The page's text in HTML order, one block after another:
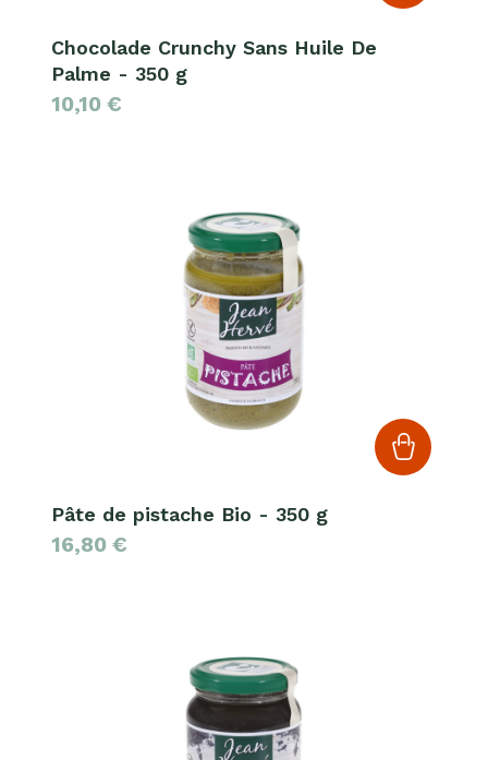
Chocolade Crunchy Sans Huile De
Palme - 350 g
10,10 €
Pâte de pistache Bio - 350 g
16,80 €